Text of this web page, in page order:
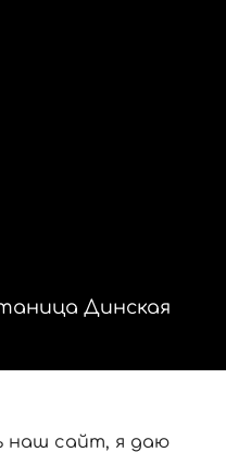
Динская
наш сайт, я даю